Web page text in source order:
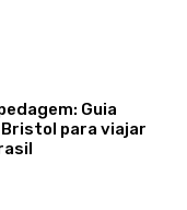
Guia
para viajar